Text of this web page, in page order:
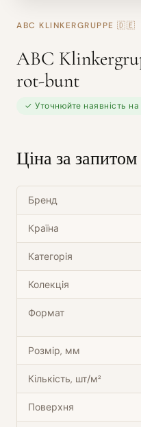
ABC KLINKERGRUPPE 🇩🇪
ABC
rot-bunt
✓ Уточнюйте наявність на
Ціна за запитом
Бренд
Країна
Категорія
Колекція
Формат
Розмір, мм
Кількість, шт/м²
Поверхня